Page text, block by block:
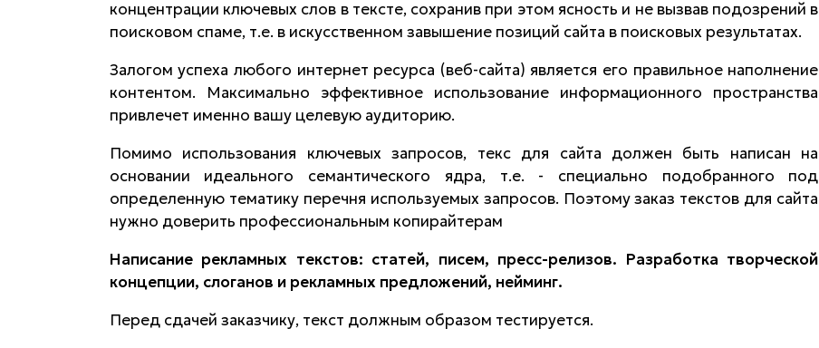
концентрации ключевых слов в тексте, сохранив при этом ясность и не вызвав подозрений в
поисковом спаме, т.е. в искусственном завышение позиций сайта в поисковых результатах.
Залогом успеха любого интернет ресурса (веб-сайта) является его правильное наполнение
контентом. Максимально эффективное использование информационного пространства
привлечет именно вашу целевую аудиторию.
Помимо использования ключевых запросов, текс для сайта должен быть написан на
основании идеального семантического ядра, т.е. - специально подобранного под
определенную тематику перечня используемых запросов. Поэтому заказ текстов для сайта
нужно доверить профессиональным копирайтерам
Написание рекламных текстов: статей, писем, пресс-релизов. Разработка творческой
концепции, слоганов и рекламных предложений, нейминг.
Перед сдачей заказчику, текст должным образом тестируется.